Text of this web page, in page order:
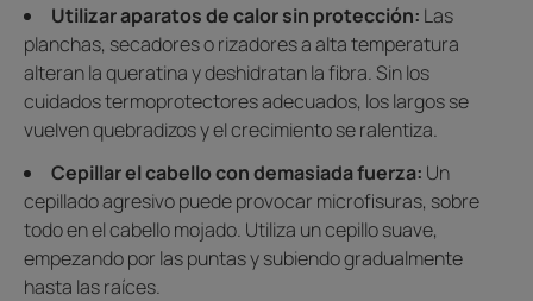
Utilizar aparatos de calor sin protección: Las
planchas, secadores o rizadores a alta temperatura
alteran la queratina y deshidratan la fibra. Sin los
cuidados termoprotectores adecuados, los largos se
vuelven quebradizos y el crecimiento se ralentiza.
Cepillar el cabello con demasiada fuerza: Un
cepillado agresivo puede provocar microfisuras, sobre
todo en el cabello mojado. Utiliza un cepillo suave,
empezando por las puntas y subiendo gradualmente
hasta las raíces.